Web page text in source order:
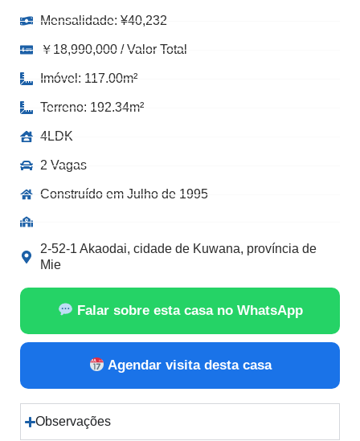
Mensalidade: ¥40,232
￥18,990,000 / Valor Total
Imóvel: 117.00m²
Terreno: 192.34m²
4LDK
2 Vagas
Construído em Julho de 1995
2-52-1 Akaodai, cidade de Kuwana, província de
Mie
Falar sobre esta casa no WhatsApp
Agendar visita desta casa
Observações